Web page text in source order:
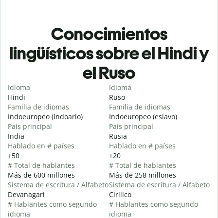
Conocimientos
lingüísticos sobre el Hindi y
el Ruso
Idioma
Hindi
Familia de idiomas
Indoeuropeo (indoario)
País principal
India
Hablado en # países
+50
# Total de hablantes
Más de 600 millones
Sistema de escritura / Alfabeto
Devanagari
# Hablantes como segundo
idioma
Idioma
Ruso
Familia de idiomas
Indoeuropeo (eslavo)
País principal
Rusia
Hablado en # países
+20
# Total de hablantes
Más de 258 millones
Sistema de escritura / Alfabeto
Cirílico
# Hablantes como segundo
idioma